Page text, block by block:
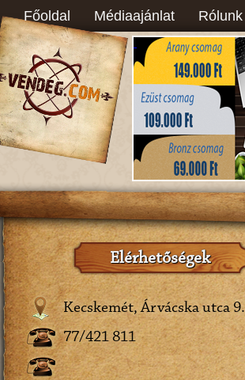
Főoldal Médiaajánlat Rólunk
Elérhetőségek
Kecskemét, Árvácska utca 9.
77/421 811